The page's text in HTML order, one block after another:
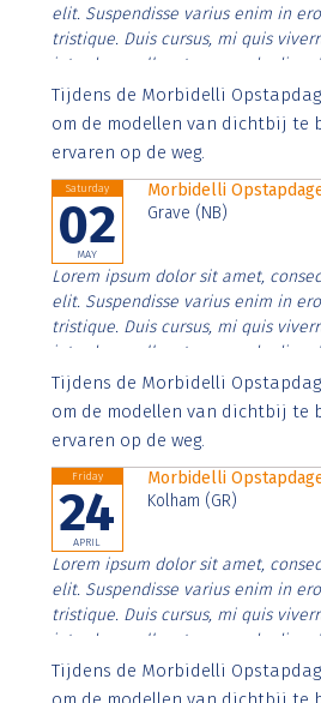
elit. Suspendisse varius enim in
tristique. Duis cursus, mi quis
interdum nulla, ut commodo diam
Aenean faucibus nibh et justo
imperdiet. Nunc ut sem vitae risus
Tijdens de Morbidelli
om de modellen van dichtbij te
ervaren op de weg.
Saturday
02
MAY
Morbidelli
Grave (NB)
Lorem ipsum dolor sit amet,
elit. Suspendisse varius enim in
tristique. Duis cursus, mi quis
interdum nulla, ut commodo diam
Aenean faucibus nibh et justo
imperdiet. Nunc ut sem vitae risus
Tijdens de Morbidelli
om de modellen van dichtbij te
ervaren op de weg.
Friday
24
APRIL
Morbidelli
Kolham (GR)
Lorem ipsum dolor sit amet,
elit. Suspendisse varius enim in
tristique. Duis cursus, mi quis
interdum nulla, ut commodo diam
Aenean faucibus nibh et justo
imperdiet. Nunc ut sem vitae risus
Tijdens de Morbidelli